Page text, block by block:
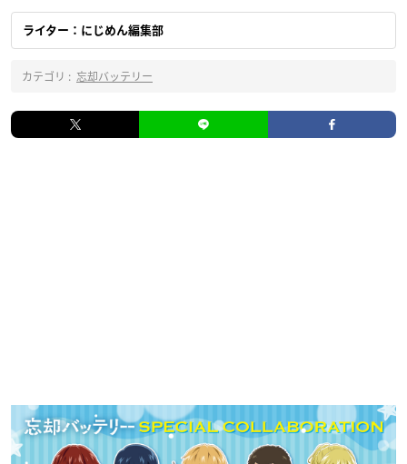
ライター：にじめん編集部
カテゴリ : 忘却バッテリー